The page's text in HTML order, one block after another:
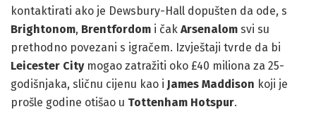
kontaktirati ako je Dewsbury-Hall dopušten da ode, s
Brightonom, Brentfordom i čak Arsenalom svi su
prethodno povezani s igračem. Izvještaji tvrde da bi
Leicester Citymogao zatražiti oko £40 miliona za 25-
godišnjaka, sličnu cijenu kao i James Maddison koji je
prošle godine otišao u Tottenham Hotspur.